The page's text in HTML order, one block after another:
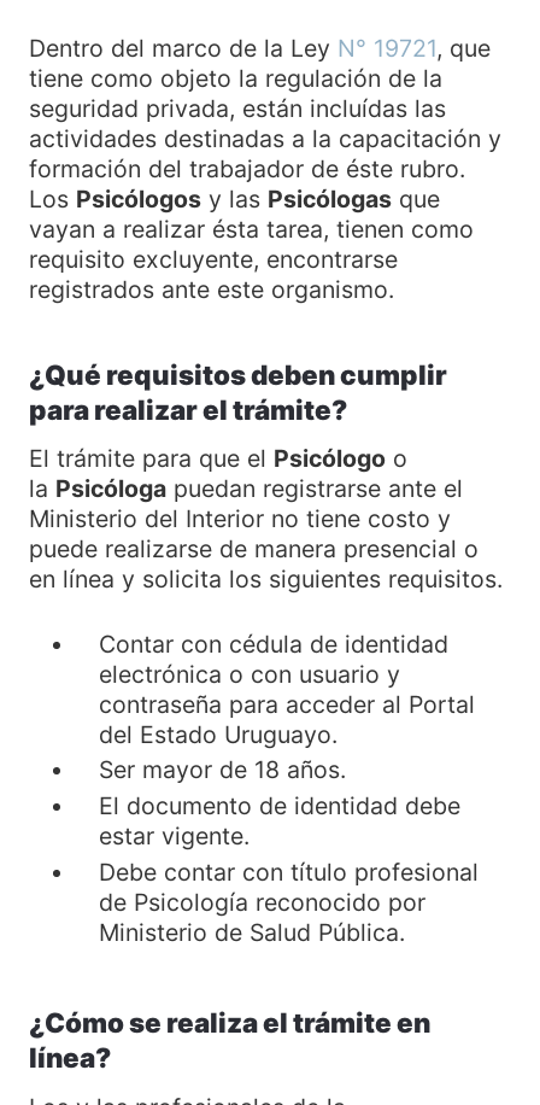
Dentro del marco de la Ley N° 19721, que
tiene como objeto la regulación de la
seguridad privada, están incluídas las
actividades destinadas a la capacitación y
formación del trabajador de éste rubro.
Los Psicólogosy las Psicólogasque
vayan a realizar ésta tarea, tienen como
requisito excluyente, encontrarse
registrados ante este organismo.
¿Qué requisitos deben cumplir
para realizar el trámite?
El trámite para que el Psicólogoo
la Psicólogapuedan registrarse ante el
Ministerio del Interior no tiene costo y
puede realizarse de manera presencial o
en línea y solicita los siguientes requisitos.
Contar con cédula de identidad
electrónica o con usuario y
contraseña para acceder al Portal
del Estado Uruguayo.
Ser mayor de 18 años.
El documento de identidad debe
estar vigente.
Debe contar con título profesional
de Psicología reconocido por
Ministerio de Salud Pública.
¿Cómo se realiza el trámite en
línea?